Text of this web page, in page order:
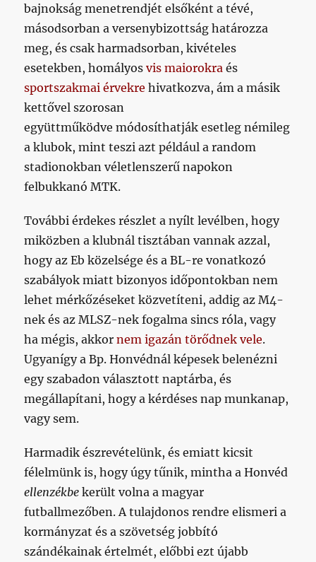
bajnokság menetrendjét elsőként a tévé,
másodsorban a versenybizottság határozza
meg, és csak harmadsorban, kivételes
esetekben, homályosvis maiorokra és
sportszakmai érvekre hivatkozva, ám a másik
kettővel szorosan
együttműködve módosíthatják esetleg némileg
a klubok, mint teszi azt például a random
stadionokban véletlenszerű napokon
felbukkanó MTK.
További érdekes részlet a nyílt levélben, hogy
miközben a klubnál tisztában vannak azzal,
hogy az Eb közelsége és a BL-re vonatkozó
szabályok miatt bizonyos időpontokban nem
lehet mérkőzéseket közvetíteni, addig az M4-
nek és az MLSZ-nek fogalma sincs róla, vagy
ha mégis, akkornem igazán törődnek vele.
Ugyanígy a Bp. Honvédnál képesek belenézni
egy szabadon választott naptárba, és
megállapítani, hogy a kérdéses nap munkanap,
vagy sem.
Harmadik észrevételünk, és emiatt kicsit
félelmünk is, hogy úgy tűnik, mintha a Honvéd
ellenzékbe került volna a magyar
futballmezőben. A tulajdonos rendre elismeri a
kormányzat és a szövetség jobbító
szándékainak értelmét, előbbi ezt újabb